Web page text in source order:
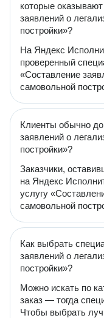
которые
заявлений о
постройки»?
На Яндекс
проверенный
«Составление
самовольной
Клиенты обычно
заявлений о
постройки»?
Заказчики,
на Яндекс
услугу
самовольной
Как выбрать
заявлений о
постройки»?
Можно искать по
заказ — тогда
Чтобы выбрать